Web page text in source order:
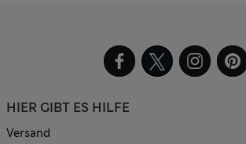
HIER GIBT ES HILFE
Versand